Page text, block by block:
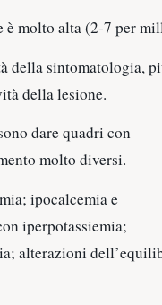
è molto alta (2-7 per
della sintomatologia,
della lesione.
dare quadri con
molto diversi.
ipocalcemia e
iperpotassiemia;
alterazioni